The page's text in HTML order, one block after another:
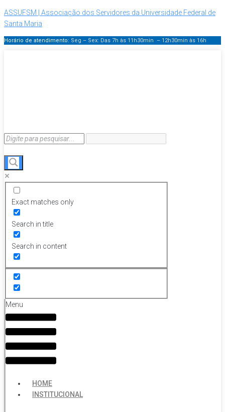
ASSUFSM | Associação dos Servidores da Universidade Federal de
Santa Maria
Horário de atendimento: Seg – Sex: Das 7h às 11h30min – 12h30min às 16h
Exact matches only
Search in title
Search in content
Menu
HOME
INSTITUCIONAL